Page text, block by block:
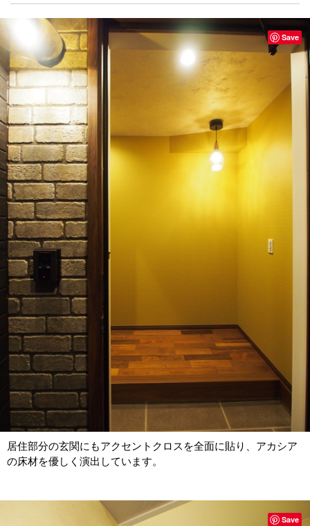
居住部分の玄関にもアクセントクロスを全面に貼り、アカシア
の床材を優しく演出しています。
Save
Save